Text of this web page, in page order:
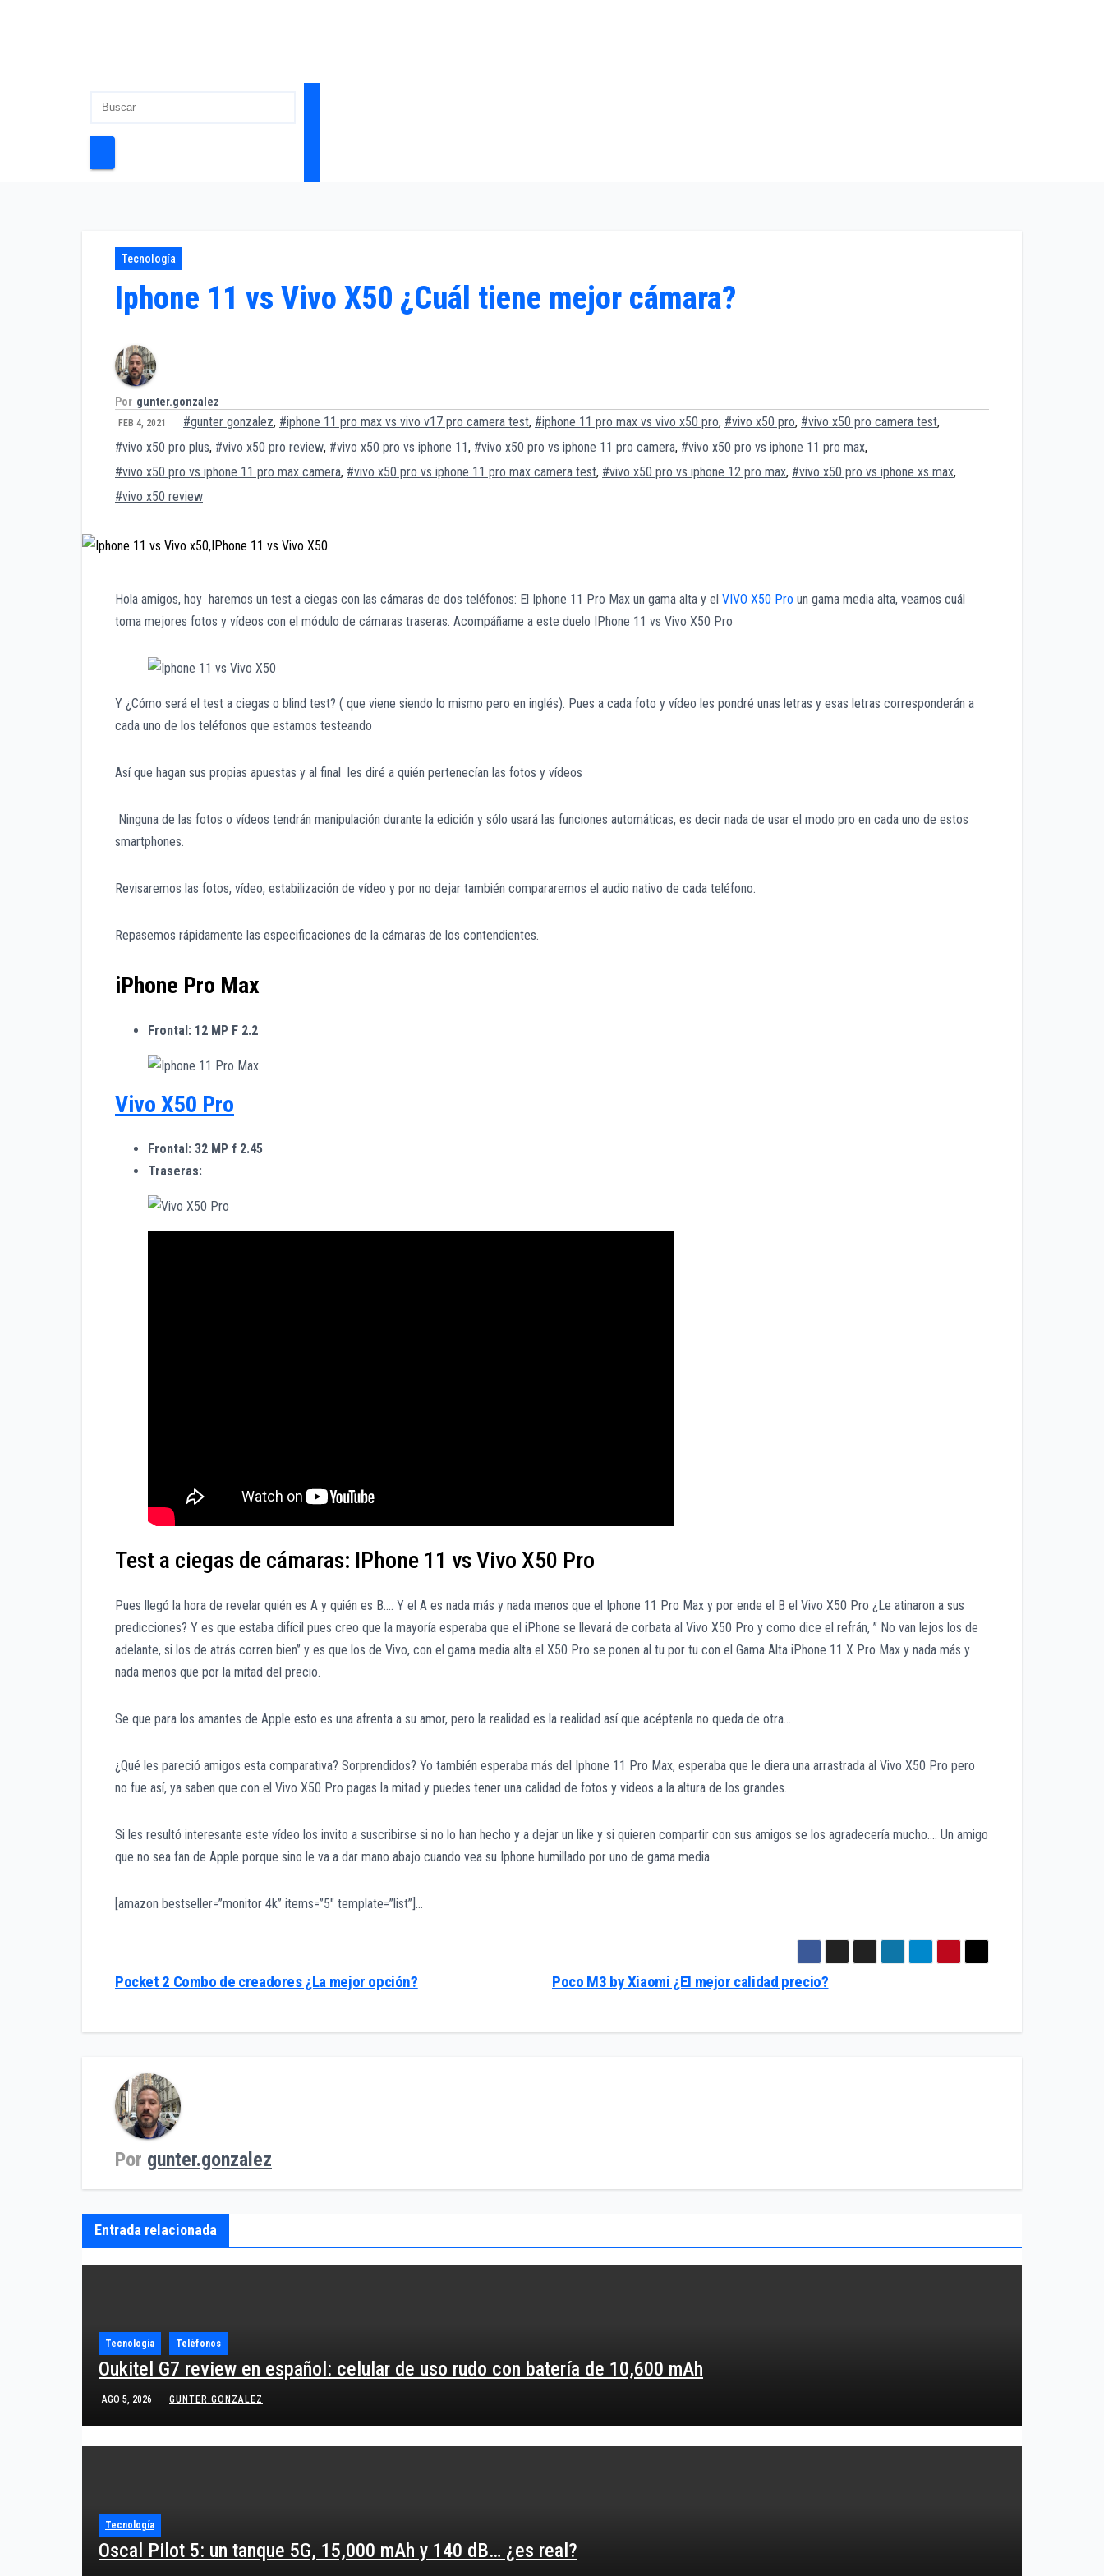
Tecnología
Iphone 11 vs Vivo X50 ¿Cuál tiene mejor cámara?
Por gunter.gonzalez
FEB 4, 2021 #gunter gonzalez, #iphone 11 pro max vs vivo v17 pro camera test, #iphone 11 pro max vs vivo x50 pro, #vivo x50 pro, #vivo x50 pro camera test,
#vivo x50 pro plus, #vivo x50 pro review, #vivo x50 pro vs iphone 11, #vivo x50 pro vs iphone 11 pro camera, #vivo x50 pro vs iphone 11 pro max,
#vivo x50 pro vs iphone 11 pro max camera, #vivo x50 pro vs iphone 11 pro max camera test, #vivo x50 pro vs iphone 12 pro max, #vivo x50 pro vs iphone xs max,
#vivo x50 review
Hola amigos, hoy haremos un test a ciegas con las cámaras de dos teléfonos: El Iphone 11 Pro Max un gama alta y el VIVO X50 Pro un gama media alta, veamos cuál
toma mejores fotos y vídeos con el módulo de cámaras traseras. Acompáñame a este duelo IPhone 11 vs Vivo X50 Pro
Y ¿Cómo será el test a ciegas o blind test? ( que viene siendo lo mismo pero en inglés). Pues a cada foto y vídeo les pondré unas letras y esas letras corresponderán a
cada uno de los teléfonos que estamos testeando
Así que hagan sus propias apuestas y al final les diré a quién pertenecían las fotos y vídeos
Ninguna de las fotos o vídeos tendrán manipulación durante la edición y sólo usará las funciones automáticas, es decir nada de usar el modo pro en cada uno de estos
smartphones.
Revisaremos las fotos, vídeo, estabilización de vídeo y por no dejar también compararemos el audio nativo de cada teléfono.
Repasemos rápidamente las especificaciones de la cámaras de los contendientes.
iPhone Pro Max
Frontal: 12 MP F 2.2
Vivo X50 Pro
Frontal: 32 MP f 2.45
Traseras:
Test a ciegas de cámaras: IPhone 11 vs Vivo X50 Pro
Pues llegó la hora de revelar quién es A y quién es B…. Y el A es nada más y nada menos que el Iphone 11 Pro Max y por ende el B el Vivo X50 Pro ¿Le atinaron a sus
predicciones? Y es que estaba difícil pues creo que la mayoría esperaba que el iPhone se llevará de corbata al Vivo X50 Pro y como dice el refrán, ” No van lejos los de
adelante, si los de atrás corren bien” y es que los de Vivo, con el gama media alta el X50 Pro se ponen al tu por tu con el Gama Alta iPhone 11 X Pro Max y nada más y
nada menos que por la mitad del precio.
Se que para los amantes de Apple esto es una afrenta a su amor, pero la realidad es la realidad así que acéptenla no queda de otra…
¿Qué les pareció amigos esta comparativa? Sorprendidos? Yo también esperaba más del Iphone 11 Pro Max, esperaba que le diera una arrastrada al Vivo X50 Pro pero
no fue así, ya saben que con el Vivo X50 Pro pagas la mitad y puedes tener una calidad de fotos y videos a la altura de los grandes.
Si les resultó interesante este vídeo los invito a suscribirse si no lo han hecho y a dejar un like y si quieren compartir con sus amigos se los agradecería mucho…. Un amigo
que no sea fan de Apple porque sino le va a dar mano abajo cuando vea su Iphone humillado por uno de gama media
[amazon bestseller=”monitor 4k” items=”5″ template=”list”]…
Navegación
Poco M3 by Xiaomi ¿El mejor calidad precio?
Pocket 2 Combo de creadores ¿La mejor opción?
Por gunter.gonzalez
Entrada relacionada
Tecnología Teléfonos
Oukitel G7 review en español: celular de uso rudo con batería de 10,600 mAh
AGO 5, 2026 GUNTER.GONZALEZ
Tecnología
Oscal Pilot 5: un tanque 5G, 15,000 mAh y 140 dB… ¿es real?